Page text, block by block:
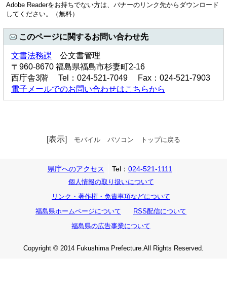
Adobe Readerをお持ちでない方は、バナーのリンク先からダウンロード
してください。（無料）
このページに関するお問い合わせ先
文書法務課 公文書管理
〒960-8670 福島県福島市杉妻町2-16
西庁舎3階 Tel：024-521-7049 Fax：024-521-7903
電子メールでのお問い合わせはこちらから
[表示] モバイル パソコン トップに戻る
県庁へのアクセス Tel： 024-521-1111
個人情報の取り扱いについて
リンク・著作権・免責事項などについて
福島県ホームページについて
RSS配信について
福島県の広告事業について
Copyright © 2014 Fukushima Prefecture.All Rights Reserved.